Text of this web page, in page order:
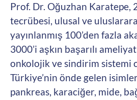
Prof. Dr. Oğuzhan Karatepe,
tecrübesi, ulusal ve
yayınlanmış 100’den fazla
3000’i aşkın başarılı
onkolojik ve sindirim sistemi
Türkiye’nin önde gelen
pankreas, karaciğer, mide,